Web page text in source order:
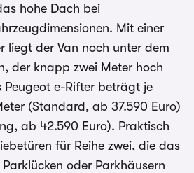
hohe Dach bei
Mit einer
liegt der Van noch unter dem
der knapp zwei Meter hoch
Peugeot e-Rifter beträgt je
(Standard, ab 37.590 Euro)
ab 42.590 Euro). Praktisch
für Reihe zwei, die das
oder Parkhäusern